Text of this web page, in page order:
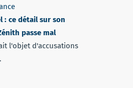
: ce détail sur son
passe mal
l'objet d'accusations